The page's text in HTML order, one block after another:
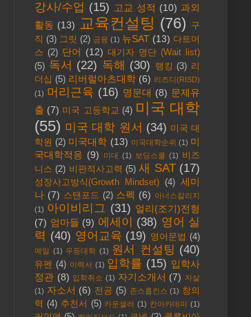
강사/수업 (15) 고교 성적 (10) 과외
활동 (13) 교육컨설팅 (76)
구
직 (3) 그릿 (2) 금융 (1) 뉴SAT (13) 다트머
스 (2) 단어 (12) 대기자 명단 (Wait list)
(5) 독서 (22) 독해 (30) 랭킹 (3) 리
더십 (5) 리버럴아츠대학 (6) 리즈디(RISD)
(1) 머리근육 (16) 명문대 (8) 문제유
출 (7) 미국 고등학교 (4) 미국 대학
(55) 미국 대학 원서 (34) 미국 대
학원 (2) 미국대학 (13) 미국대학순위 (1) 미
국대학적응 (9) 미대 (1) 보딩스쿨 (1) 비즈
니스 (2) 비판적사고력 (5) 새 SAT (17)
성장사고방식(Growth Mindset) (4) 세미
나 (7) 스탠포드 (2) 스펙 (6) 아너스칼리지
(1) 아이비리그 (31) 얼리(조기)전형
(7) 엄마들 (9) 에세이 (38) 영어 실
력 (40) 영어교육 (19) 영어문법 (4)
예일 (1) 우등대학 (1) 원서 컨설팅 (40)
유펜 (4) 이력서 (1) 입학률 (15) 입학사
정관 (8) 입학취소 (1) 자기소개서 (7) 자살
(1) 자소서 (6) 전공 (5) 존스홉킨스 (1) 창의
력 (4) 추천서 (5) 카운셀러 (1) 칸아카데미 (1)